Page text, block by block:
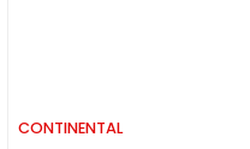
CONTINENTAL